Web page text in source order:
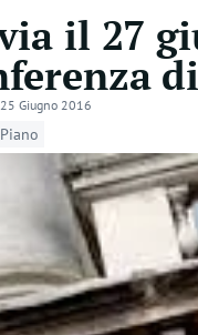
il 27
25 Giugno 2016